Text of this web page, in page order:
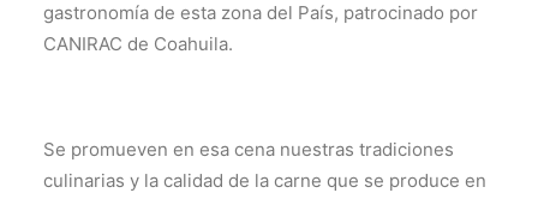
gastronomía de esta zona del País, patrocinado por
CANIRAC de Coahuila.
Se promueven en esa cena nuestras tradiciones
culinarias y la calidad de la carne que se produce en